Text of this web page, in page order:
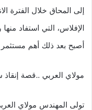
إلى المحاق خلال الفترة
الإفلاس، التي استفاد
أصبح بعد ذلك أهم
مولاي العربي ..قصة
تولى المهندس مولاي